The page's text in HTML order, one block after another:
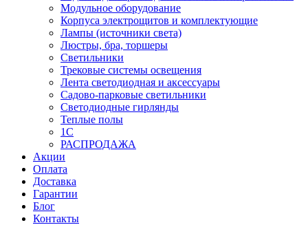
Модульное оборудование
Корпуса электрощитов и комплектующие
Лампы (источники света)
Люстры, бра, торшеры
Светильники
Трековые системы освещения
Лента светодиодная и аксессуары
Садово-парковые светильники
Светодиодные гирлянды
Теплые полы
1С
РАСПРОДАЖА
Акции
Оплата
Доставка
Гарантии
Блог
Контакты